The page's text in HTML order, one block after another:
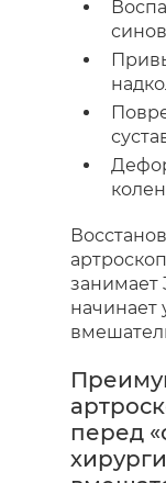
занимает
начинает
перед